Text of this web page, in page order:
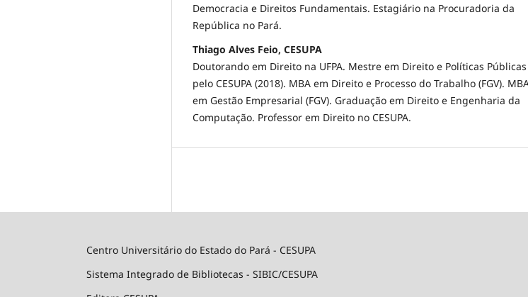
Democracia e Direitos Fundamentais. Estagiário na Procuradoria da
República no Pará.
Thiago Alves Feio, CESUPA
Doutorando em Direito na UFPA. Mestre em Direito e Políticas Públicas
pelo CESUPA (2018). MBA em Direito e Processo do Trabalho (FGV).
em Gestão Empresarial (FGV). Graduação em Direito e Engenharia da
Computação. Professor em Direito no CESUPA.
Centro Universitário do Estado do Pará - CESUPA
Sistema Integrado de Bibliotecas - SIBIC/CESUPA